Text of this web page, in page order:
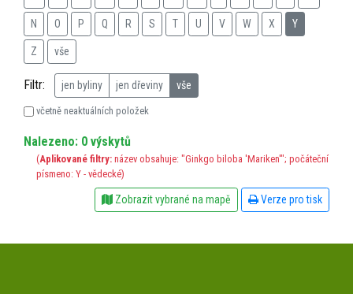
N O P Q R S T U V W X Y
Z vše
Filtr: jen byliny jen dřeviny vše
včetně neaktuálních položek
Nalezeno: 0 výskytů
(Aplikované filtry: název obsahuje: "Ginkgo biloba 'Mariken'"; počáteční
písmeno: Y - vědecké)
Zobrazit vybrané na mapě Verze pro tisk